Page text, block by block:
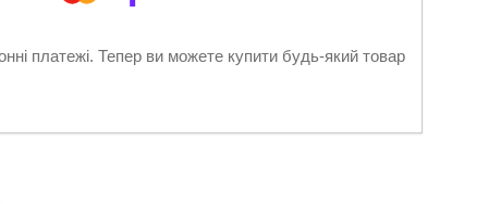
платежі. Тепер ви можете купити будь-який товар